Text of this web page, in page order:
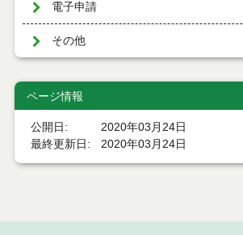
電子申請
その他
ページ情報
公開日
2020年03月24日
最終更新日
2020年03月24日